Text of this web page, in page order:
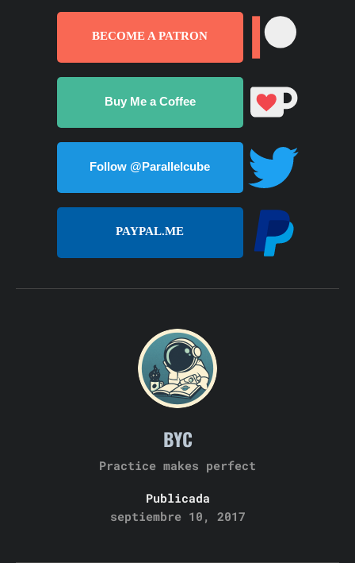
BECOME A PATRON
Buy Me a Coffee
Follow @Parallelcube
PAYPAL.ME
BYC
Practice makes perfect
Publicada
septiembre 10, 2017